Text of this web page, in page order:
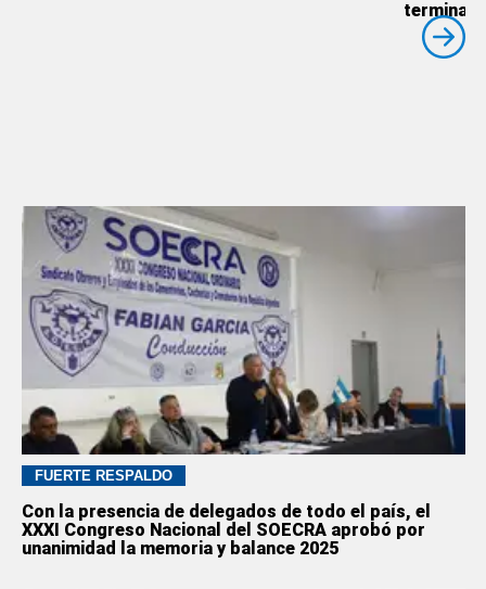
FUERTE RESPALDO
Con la presencia de delegados de todo el país, el
XXXI Congreso Nacional del SOECRA aprobó por
unanimidad la memoria y balance 2025